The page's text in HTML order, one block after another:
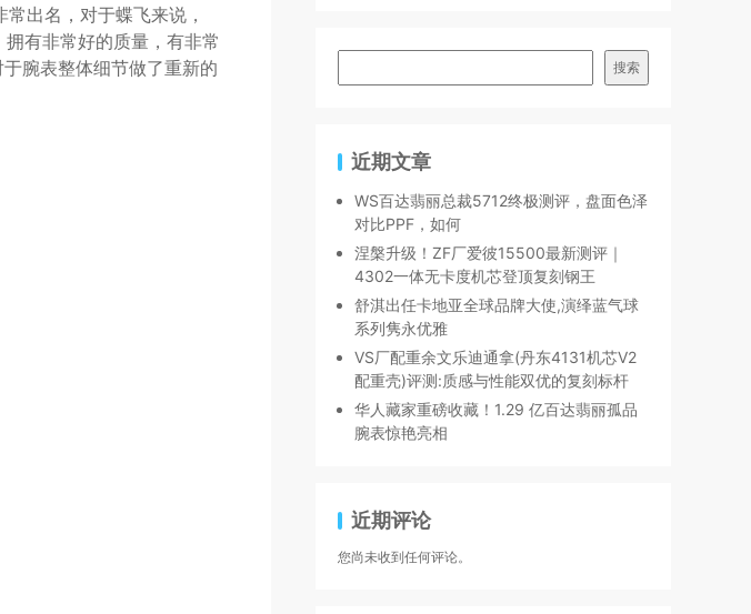
出名，对于蝶飞来说，
有非常好的质量，有非常
腕表整体细节做了重新的
搜索
近期文章
WS百达翡丽总裁5712终极测评，盘面色泽
对比PPF，如何
涅槃升级！ZF厂爱彼15500最新测评｜
4302一体无卡度机芯登顶复刻钢王
舒淇出任卡地亚全球品牌大使,演绎蓝气球
系列隽永优雅
VS厂配重余文乐迪通拿(丹东4131机芯V2
配重壳)评测:质感与性能双优的复刻标杆
华人藏家重磅收藏！1.29 亿百达翡丽孤品
腕表惊艳亮相
近期评论
您尚未收到任何评论。